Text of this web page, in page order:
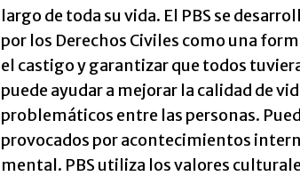
largo de toda su vida. El PBS se
por los Derechos Civiles como una
el castigo y garantizar que todos
puede ayudar a mejorar la calidad de
problemáticos entre las personas.
provocados por acontecimientos
mental. PBS utiliza los valores